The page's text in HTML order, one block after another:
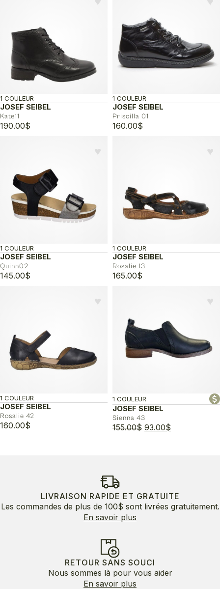
JOSEF SEIBEL
Kate11
1 COULEUR
190.00$
JOSEF SEIBEL
Priscilla 01
1 COULEUR
160.00$
♥︎
JOSEF SEIBEL
Quinn02
1 COULEUR
145.00$
♥︎
JOSEF SEIBEL
Rosalie 13
1 COULEUR
165.00$
♥︎
JOSEF SEIBEL
Rosalie 42
1 COULEUR
160.00$
♥︎
JOSEF SEIBEL
Sienna 43
1 COULEUR
155.00$ Le
93.00$
LIVRAISON RAPIDE ET GRATUITE
Les commandes de plus de 100$ sont livrées gratuitement.
En savoir plus
RETOUR SANS SOUCI
Nous sommes là pour vous aider
En savoir plus